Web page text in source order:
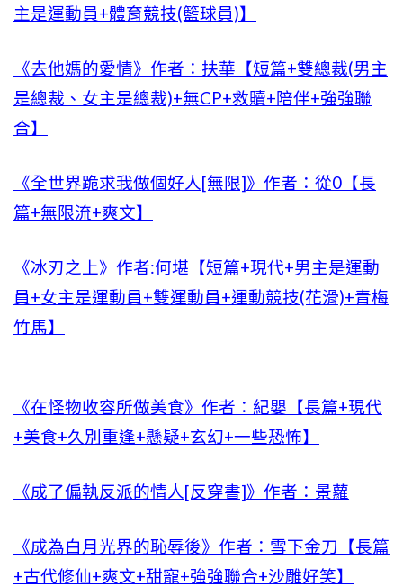
主是運動員+體育競技(籃球員)】
《去他媽的愛情》作者：扶華【短篇+雙總裁(男主
是總裁、女主是總裁)+無CP+救贖+陪伴+強強聯
合】
《全世界跪求我做個好人[無限]》作者：從0【長
篇+無限流+爽文】
《冰刃之上》作者:何堪【短篇+現代+男主是運動
員+女主是運動員+雙運動員+運動競技(花滑)+青梅
竹馬】
《在怪物收容所做美食》作者：紀嬰【長篇+現代
+美食+久別重逢+懸疑+玄幻+一些恐怖】
《成了偏執反派的情人[反穿書]》作者：景蘿
《成為白月光界的恥辱後》作者：雪下金刀【長篇
+古代修仙+爽文+甜寵+強強聯合+沙雕好笑】